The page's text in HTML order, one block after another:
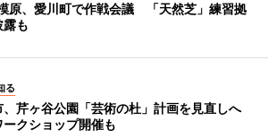
原、愛川町で作戦会議 「天然芝」練習拠
露も
る
、芹ヶ谷公園「芸術の杜」計画を見直しへ
ークショップ開催も